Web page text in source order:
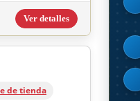
Ver detalles
de tienda